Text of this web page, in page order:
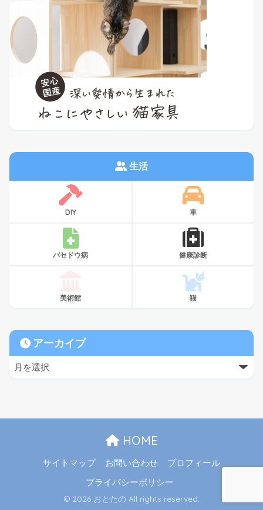
生活
DIY 車
バセドウ病 健康診断
美術館 猫
アーカイブ
HOME
サイトマップ お問い合わせ プロフィール
プライバシーポリシー
© 2026 おとたの All rights reserved.